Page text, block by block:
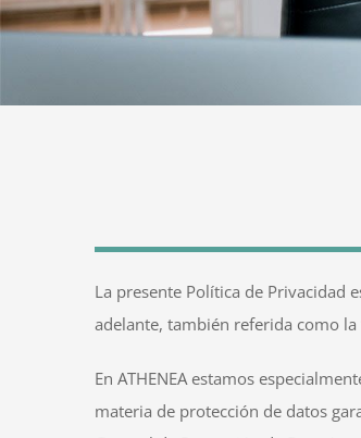
La presente Política de Privacidad
adelante, también referida como la
En ATHENEA estamos
materia de protección de datos